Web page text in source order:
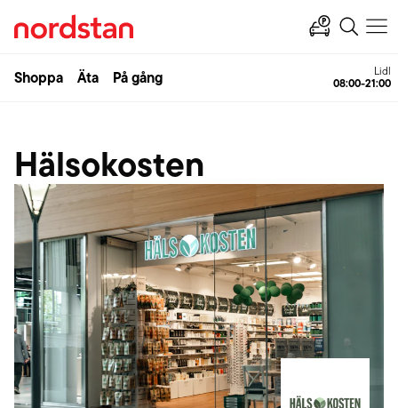
Shoppa Äta På gång Lidl
08:00-21:00
Hälsokosten